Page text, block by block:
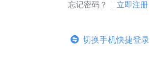
忘记密码？ | 立即注册
切换手机快捷登录